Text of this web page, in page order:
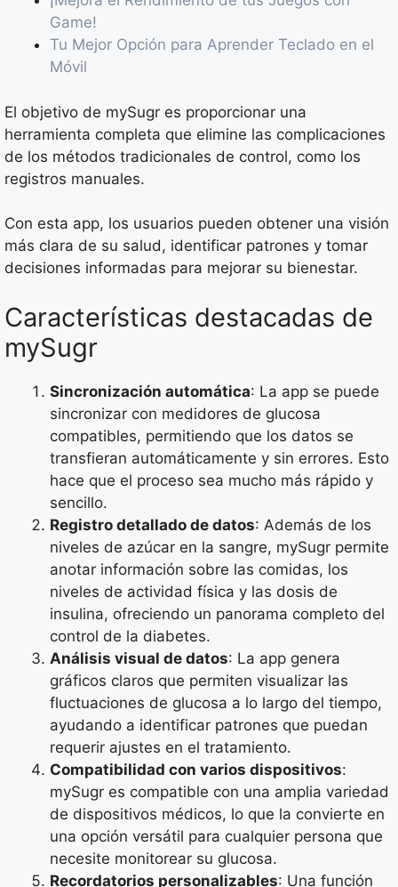
Game!
Tu Mejor Opción para Aprender Teclado en el
Móvil
El objetivo de mySugr es proporcionar una
herramienta completa que elimine las complicaciones
de los métodos tradicionales de control, como los
registros manuales.
Con esta app, los usuarios pueden obtener una visión
más clara de su salud, identificar patrones y tomar
decisiones informadas para mejorar su bienestar.
Características destacadas de
mySugr
Sincronización automática: La app se puede
sincronizar con medidores de glucosa
compatibles, permitiendo que los datos se
transfieran automáticamente y sin errores. Esto
hace que el proceso sea mucho más rápido y
sencillo.
Registro detallado de datos: Además de los
niveles de azúcar en la sangre, mySugr permite
anotar información sobre las comidas, los
niveles de actividad física y las dosis de
insulina, ofreciendo un panorama completo del
control de la diabetes.
Análisis visual de datos: La app genera
gráficos claros que permiten visualizar las
fluctuaciones de glucosa a lo largo del tiempo,
ayudando a identificar patrones que puedan
requerir ajustes en el tratamiento.
Compatibilidad con varios dispositivos:
mySugr es compatible con una amplia variedad
de dispositivos médicos, lo que la convierte en
una opción versátil para cualquier persona que
necesite monitorear su glucosa.
Recordatorios personalizables: Una función